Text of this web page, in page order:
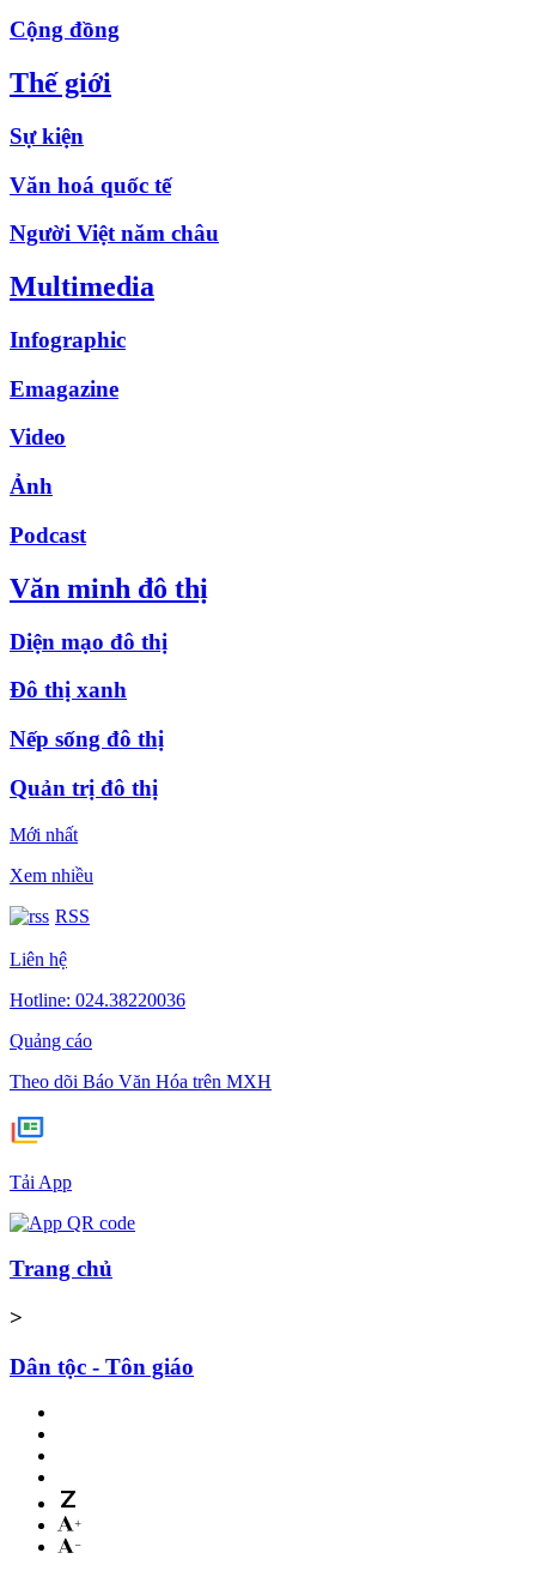
Cộng đồng
Thế giới
Sự kiện
Văn hoá quốc tế
Người Việt năm châu
Multimedia
Infographic
Emagazine
Video
Ảnh
Podcast
Văn minh đô thị
Diện mạo đô thị
Đô thị xanh
Nếp sống đô thị
Quản trị đô thị
Mới nhất
Xem nhiều
RSS
Liên hệ
Hotline: 024.38220036
Quảng cáo
Theo dõi Báo Văn Hóa trên MXH
Tải App
Trang chủ
>
Dân tộc - Tôn giáo